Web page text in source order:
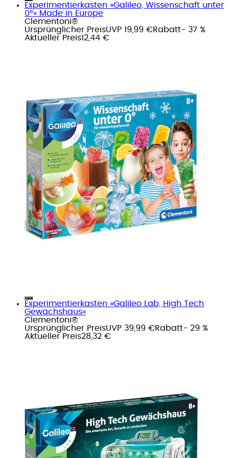
Experimentierkasten »Galileo, Wissenschaft unter
0°« Made in Europe
Clementoni®
Ursprünglicher PreisUVP 19,99 €Rabatt- 37 %
Aktueller Preis12,44 €
Experimentierkasten »Galileo Lab, High Tech
Gewächshaus«
Clementoni®
Ursprünglicher PreisUVP 39,99 €Rabatt- 29 %
Aktueller Preis28,32 €